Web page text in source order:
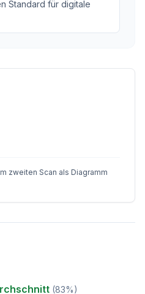
Standard für digitale
zweiten Scan als Diagramm
(83%)